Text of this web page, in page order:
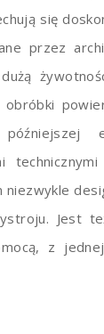
się
przez
Jest
z